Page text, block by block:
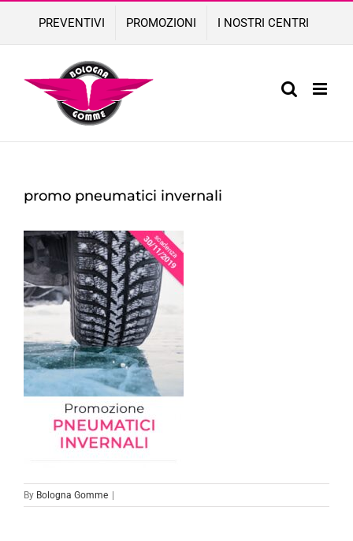
content
PREVENTIVI PROMOZIONI I NOSTRI CENTRI
promo pneumatici invernali
By Bologna Gomme